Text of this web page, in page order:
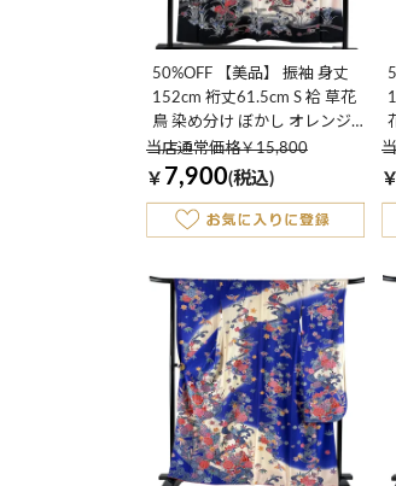
50%OFF 【美品】 振袖 身丈
152cm 裄丈61.5cm S 袷 草花
鳥 染め分け ぼかし オレンジ
正絹 名品 K50
当店通常価格￥15,800
￥ 7,900(税込) ￥